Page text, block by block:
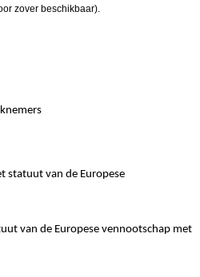
zover beschikbaar).
van de Europese
van de Europese vennootschap met